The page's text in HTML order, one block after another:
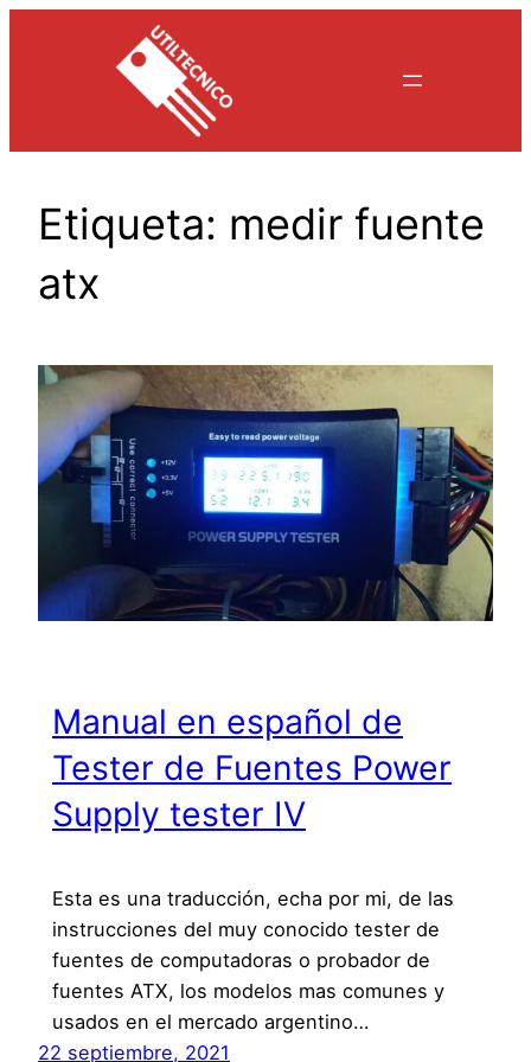
Etiqueta: medir fuente
atx
Manual en español de
Tester de Fuentes Power
Supply tester IV
Esta es una traducción, echa por mi, de las
instrucciones del muy conocido tester de
fuentes de computadoras o probador de
fuentes ATX, los modelos mas comunes y
usados en el mercado argentino…
22 septiembre, 2021